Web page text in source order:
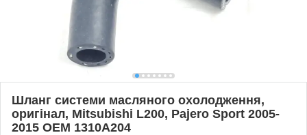
Шланг системи масляного охолодження,
оригінал, Mitsubishi L200, Pajero Sport 2005-
2015 OEM 1310A204